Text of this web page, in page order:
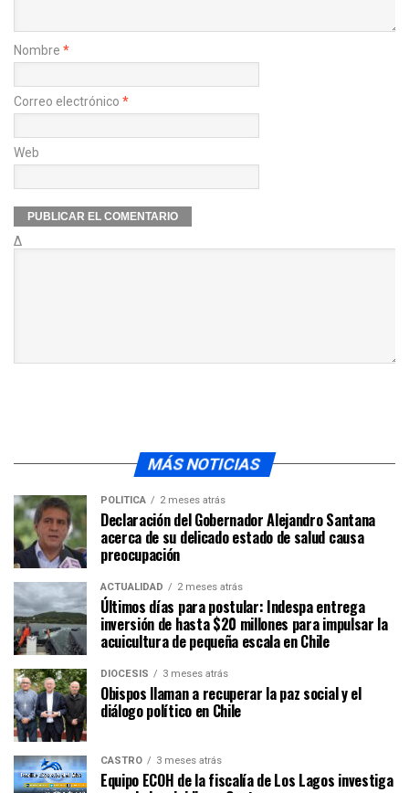
Nombre *
Correo electrónico *
Web
Δ
MÁS NOTICIAS
POLÍTICA 2 meses atrás
Declaración del Gobernador Alejandro Santana
acerca de su delicado estado de salud causa
preocupación
ACTUALIDAD 2 meses atrás
Últimos días para postular: Indespa entrega
inversión de hasta $20 millones para impulsar la
acuicultura de pequeña escala en Chile
DIÓCESIS 3 meses atrás
Obispos llaman a recuperar la paz social y el
diálogo político en Chile
CASTRO 3 meses atrás
Equipo ECOH de la fiscalía de Los Lagos investiga